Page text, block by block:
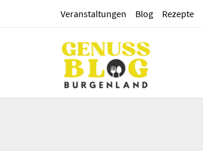
Veranstaltungen Blog Rezepte